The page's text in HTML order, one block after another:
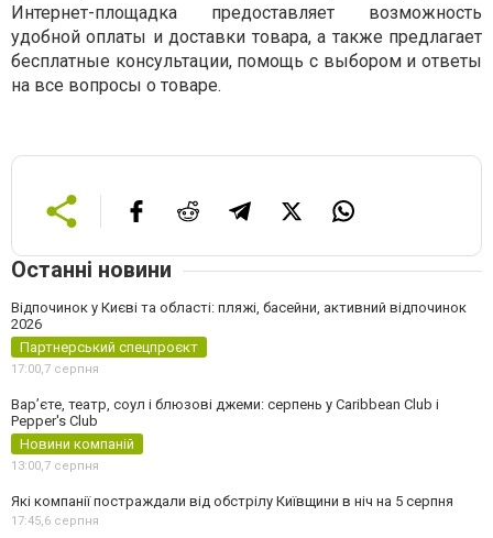
Интернет-площадка предоставляет возможность
удобной оплаты и доставки товара, а также предлагает
бесплатные консультации, помощь с выбором и ответы
на все вопросы о товаре.
Останні новини
Відпочинок у Києві та області: пляжі, басейни, активний відпочинок
2026
Партнерський спецпроєкт
17:00,7 серпня
Вар’єте, театр, соул і блюзові джеми: серпень у Caribbean Club і
Pepper's Club
Новини компаній
13:00,7 серпня
Які компанії постраждали від обстрілу Київщини в ніч на 5 серпня
17:45,6 серпня